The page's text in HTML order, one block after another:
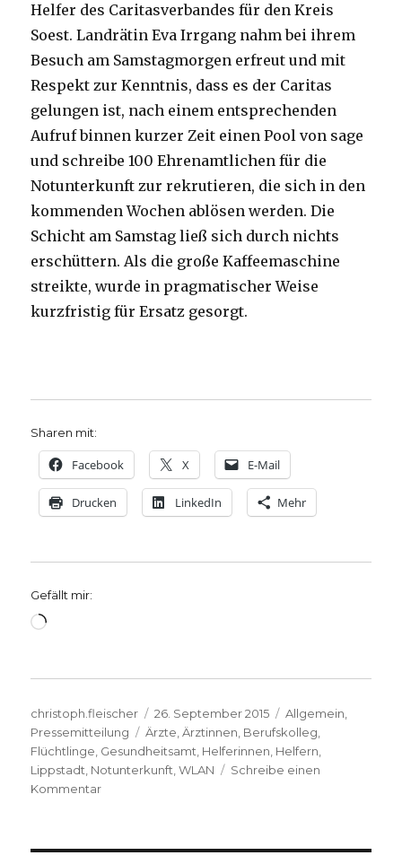
Helfer des Caritasverbandes für den Kreis
Soest. Landrätin Eva Irrgang nahm bei ihrem
Besuch am Samstagmorgen erfreut und mit
Respekt zur Kenntnis, dass es der Caritas
gelungen ist, nach einem entsprechenden
Aufruf binnen kurzer Zeit einen Pool von sage
und schreibe 100 Ehrenamtlichen für die
Notunterkunft zur rekrutieren, die sich in den
kommenden Wochen ablösen werden. Die
Schicht am Samstag ließ sich durch nichts
erschüttern. Als die große Kaffeemaschine
streikte, wurde in pragmatischer Weise
kurzfristig für Ersatz gesorgt.
Sharen mit:
Facebook X E-Mail
Drucken LinkedIn Mehr
Gefällt mir:
Wird
Autor
christoph.fleischer
Veröffentlicht
am
26. September 2015 Kategorien
Allgemein
Pressemitteilung
Schlagwörter
Ärzte ,Ärztinnen Berufskolleg
Flüchtlinge Gesundheitsamt Helferinnen Helfern
Lippstadt Notunterkunft ,WLAN
Schreibe einen
Kommentarzu